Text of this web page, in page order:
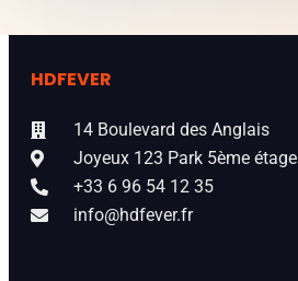
HDFEVER
14 Boulevard des Anglais
Joyeux 123 Park 5ème étage
+33 6 96 54 12 35
info@hdfever.fr